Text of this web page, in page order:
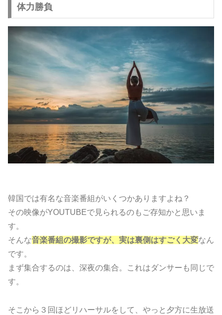
体力勝負
韓国では有名な音楽番組がいくつかありますよね？
その映像がYOUTUBEで見られるのもご存知かと思いま
す。
そんな音楽番組の撮影ですが、実は裏側はすごく大変なん
です。
まず集合するのは、深夜の集合。これはダンサーも同じで
す。
そこから３回ほどリハーサルをして、やっと夕方に生放送